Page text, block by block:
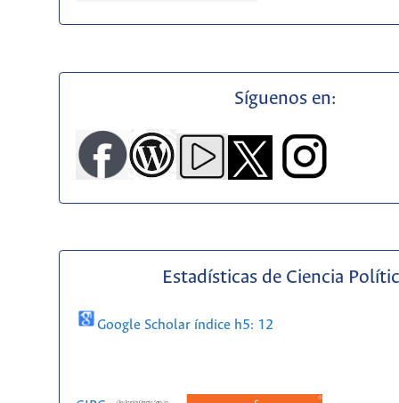
Síguenos en:
Estadísticas de Ciencia
Google Scholar índice h5: 12